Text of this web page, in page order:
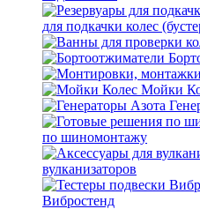
для подкачки колес
Мойки
по шиномонтажу
вулканизаторов
Вибростенд